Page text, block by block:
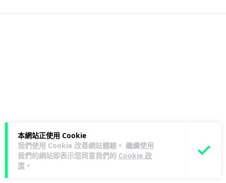
本網站正使用 Cookie
我們使用 Cookie 改善網站體驗。 繼續使用
我們的網站即表示您同意我們的 Cookie 政
策 。